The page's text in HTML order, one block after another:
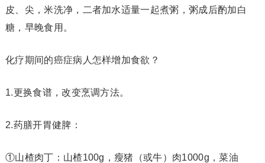
皮、尖，米洗净，二者加水适量一起煮粥，粥成后酌加白
糖，早晚食用。
化疗期间的癌症病人怎样增加食欲？
1.更换食谱，改变烹调方法。
2.药膳开胃健脾：
①山楂肉丁：山楂100g，瘦猪（或牛）肉1000g，菜油